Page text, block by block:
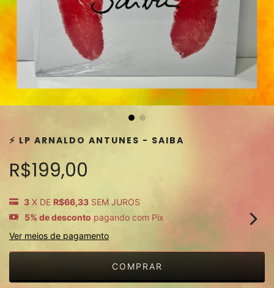
⚡️ LP ARNALDO ANTUNES - SAIBA
R$199,00
3 X DE R$66,33 SEM JUROS
5% de desconto pagando com Pix
Ver meios de pagamento